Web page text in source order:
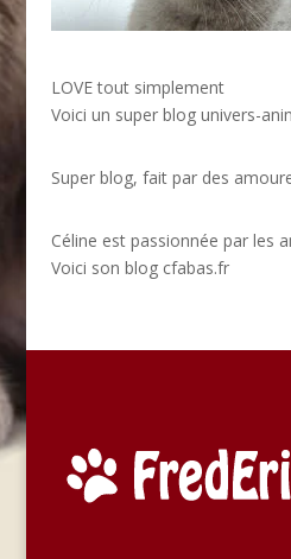
LOVE tout simplement
Voici un super blog univers-
Super blog, fait par des
Céline est passionnée par les
Voici son blog cfabas.fr